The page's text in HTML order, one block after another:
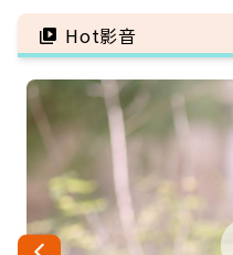
雷
Hot影音